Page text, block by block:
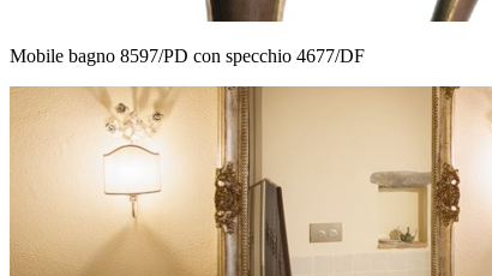
Mobile bagno 8597/PD con specchio 4677/DF